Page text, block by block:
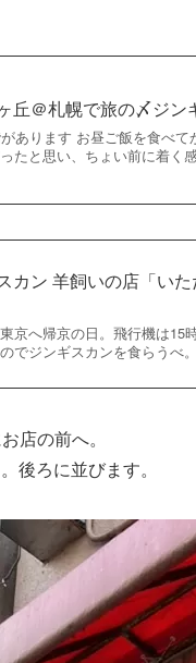
丘＠札幌で旅の〆ジン
あります お昼ご飯を食べ
たと思い、ちょい前に着く
カン 羊飼いの店「い
京へ帰京の日。飛行機は15
でジンギスカンを食らうべ
店の前へ。
後ろに並びます。